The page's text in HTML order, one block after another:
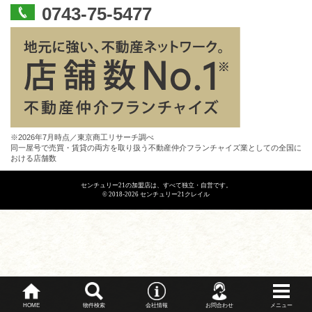
0743-75-5477
※2026年7月時点／東京商工リサーチ調べ
同一屋号で売買・賃貸の両方を取り扱う不動産仲介フランチャイズ業としての全国に
おける店舗数
センチュリー21の加盟店は、すべて独立・自営です。
© 2018-2026 センチュリー21クレイル
HOME 物件検索 会社情報 お問合わせ メニュー